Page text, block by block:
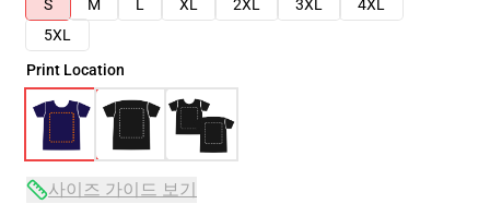
S
M L XL 2XL 3XL
4XL
5XL
Print Location
사이즈 가이드 보기